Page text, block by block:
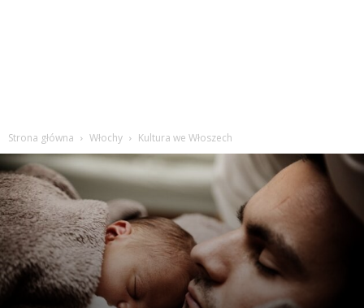
Strona główna Włochy Kultura we Włoszech